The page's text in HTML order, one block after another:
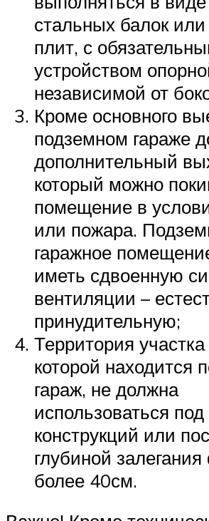
стальных балок
плит, с
устройством
независимой от
Кроме основного
подземном гараже
дополнительный
который можно
помещение в
или пожара.
гаражное
иметь сдвоенную
вентиляции –
принудительную;
Территория
которой находится
гараж, не должна
использоваться
конструкций или
глубиной
более 40см.